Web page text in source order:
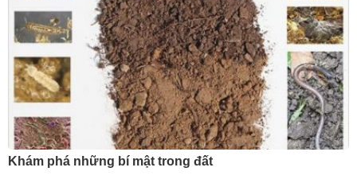
Khám phá những bí mật trong đất